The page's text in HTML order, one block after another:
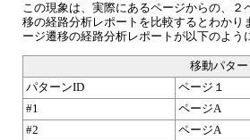
この現象は、実際にあるページからの、
移の経路分析レポートを比較するとわか
ージ遷移の経路分析レポートが以下のよう
移動パター
パターンID
ページ１
#1
ページA
#2
ページA